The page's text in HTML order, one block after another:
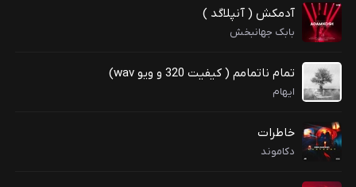
آدمکش ( آنپلاگد )
بابک جهانبخش
تمام ناتمامم ( کیفیت 320 و ویو wav)
ایهام
خاطرات
دکاموند